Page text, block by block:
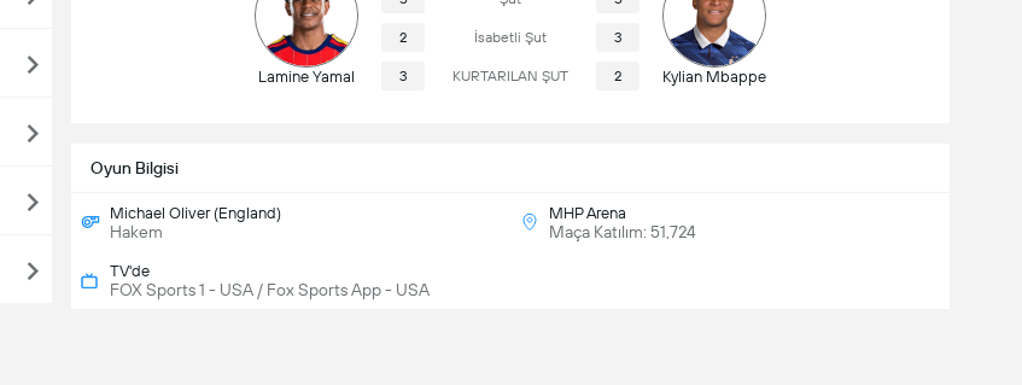
Lamine Yamal
2 İsabetli Şut 3
3 KURTARILAN ŞUT 2 Kylian Mbappe
Oyun Bilgisi
Michael Oliver (England)
Hakem
MHP Arena
Maça Katılım: 51,724
TV'de
FOX Sports 1 - USA / Fox Sports App - USA